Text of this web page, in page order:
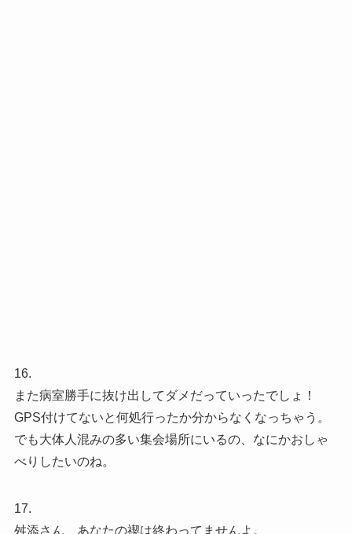
16.
また病室勝手に抜け出してダメだっていったでしょ！
GPS付けてないと何処行ったか分からなくなっちゃう。
でも大体人混みの多い集会場所にいるの、なにかおしゃ
べりしたいのね。
17.
舛添さん、あなたの禊は終わってませんよ。